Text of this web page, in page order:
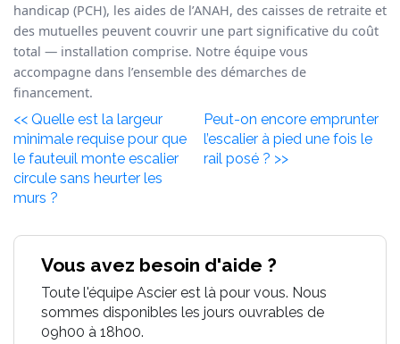
handicap (PCH), les aides de l’ANAH, des caisses de retraite et
des mutuelles peuvent couvrir une part significative du coût
total — installation comprise. Notre équipe vous
accompagne dans l’ensemble des démarches de
financement.
<< Quelle est la largeur
minimale requise pour que
le fauteuil monte escalier
circule sans heurter les
murs ?
Peut-on encore emprunter
l’escalier à pied une fois le
rail posé ? >>
Vous avez besoin d'aide ?
Toute l'équipe Ascier est là pour vous. Nous
sommes disponibles les jours ouvrables de
09h00 à 18h00.